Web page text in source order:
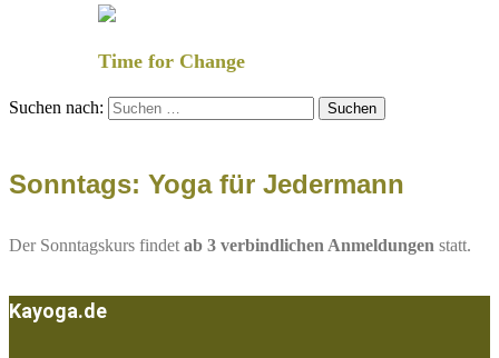
Time for Change
Suchen nach:
Sonntags: Yoga für Jedermann
Der Sonntagskurs findet ab 3 verbindlichen Anmeldungen statt.
Kayoga.de